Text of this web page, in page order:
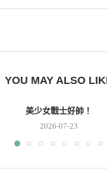
YOU MAY ALSO
美少女戰士好帥！
2026-07-23